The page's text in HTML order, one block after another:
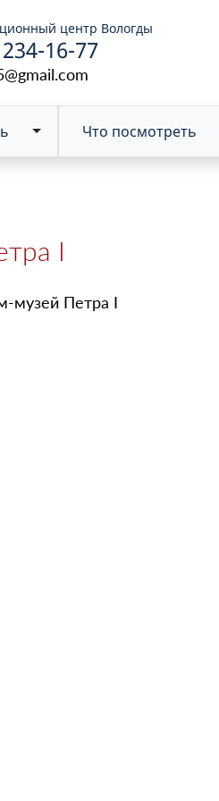
центр Вологды
16-77
Toggle Dropdown
Что посмотреть
I